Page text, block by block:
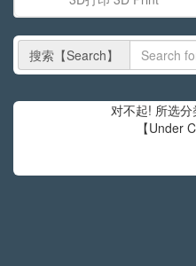
搜索【Search】
对不起! 所选
【Under